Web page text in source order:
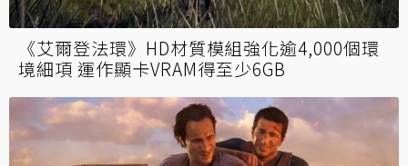
《艾爾登法環》HD材質模組強化逾4,000個環
境細項 運作顯卡VRAM得至少6GB